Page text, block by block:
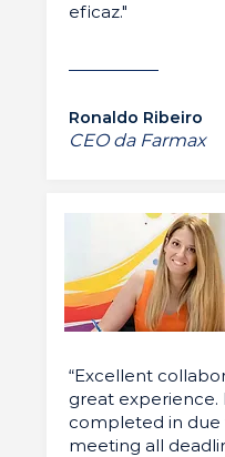
eficaz."
Ronaldo Ribeiro
CEO da Farmax
“Excellent
great experience.
completed in due
meeting all